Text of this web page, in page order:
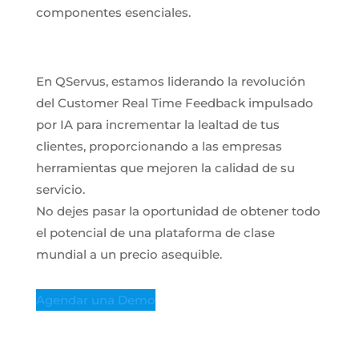
componentes esenciales.
En QServus, estamos liderando la revolución
del Customer Real Time Feedback impulsado
por IA para incrementar la lealtad de tus
clientes, proporcionando a las empresas
herramientas que mejoren la calidad de su
servicio.
No dejes pasar la oportunidad de obtener todo
el potencial de una plataforma de clase
mundial a un precio asequible.
Agendar una Demo